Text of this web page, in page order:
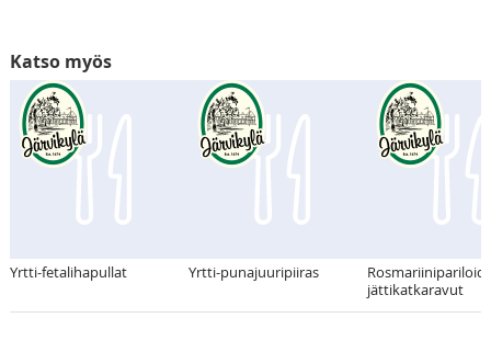
Katso myös
Yrtti-fetalihapullat Yrtti-punajuuripiiras
jättikatkaravut